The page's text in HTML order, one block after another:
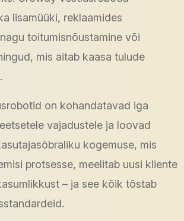
lisamüüki, reklaamides
toitumisnõustamine või
mis aitab kaasa tulude
on kohandatavad iga
vajadustele ja loovad
kogemuse, mis
protsesse, meelitab uusi kliente
– ja see kõik tõstab